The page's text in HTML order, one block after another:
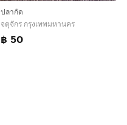
ปลากัด
จตุจักร กรุงเทพมหานคร
฿ 50